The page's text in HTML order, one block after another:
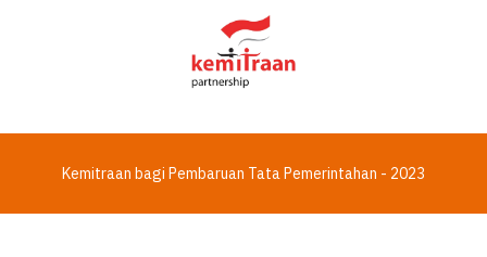
Kemitraan bagi Pembaruan Tata Pemerintahan - 2023